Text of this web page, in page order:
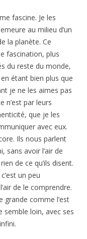
fascine. Je les
au milieu d’un
la planète. Ce
fascination, plus
du reste du monde,
étant bien plus que
je ne les aimes pas
n’est par leurs
que je les
avec eux.
Ils nous parlent
sans avoir l’air de
de ce qu’ils disent.
un peu
de le comprendre.
grande comme l’est
semble loin, avec ses